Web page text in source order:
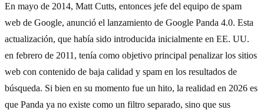
En mayo de 2014, Matt Cutts, entonces jefe del equipo de spam
web de Google, anunció el lanzamiento de Google Panda 4.0. Esta
actualización, que había sido introducida inicialmente en EE. UU.
en febrero de 2011, tenía como objetivo principal penalizar los sitios
web con contenido de baja calidad y spam en los resultados de
búsqueda. Si bien en su momento fue un hito, la realidad en 2026 es
que Panda ya no existe como un filtro separado, sino que sus